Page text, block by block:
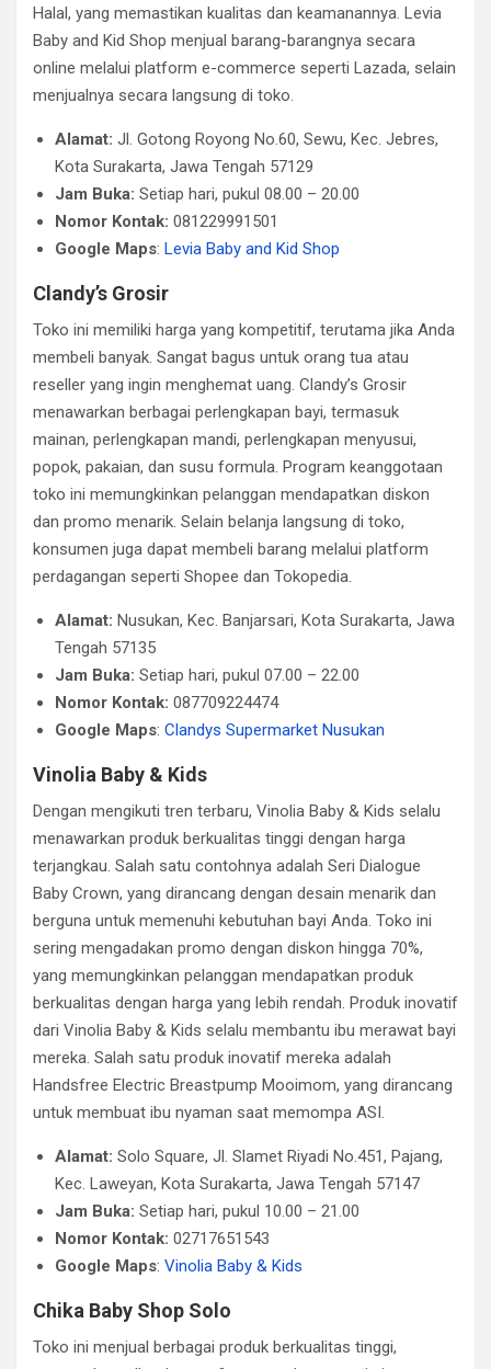
Halal, yang memastikan kualitas dan keamanannya. Levia
Baby and Kid Shop menjual barang-barangnya secara
online melalui platform e-commerce seperti Lazada, selain
menjualnya secara langsung di toko.
Alamat: Jl. Gotong Royong No.60, Sewu, Kec. Jebres,
Kota Surakarta, Jawa Tengah 57129
Jam Buka: Setiap hari, pukul 08.00 – 20.00
Nomor Kontak: 081229991501
Google Maps: Levia Baby and Kid Shop
Clandy’s Grosir
Toko ini memiliki harga yang kompetitif, terutama jika Anda
membeli banyak. Sangat bagus untuk orang tua atau
reseller yang ingin menghemat uang. Clandy’s Grosir
menawarkan berbagai perlengkapan bayi, termasuk
mainan, perlengkapan mandi, perlengkapan menyusui,
popok, pakaian, dan susu formula. Program keanggotaan
toko ini memungkinkan pelanggan mendapatkan diskon
dan promo menarik. Selain belanja langsung di toko,
konsumen juga dapat membeli barang melalui platform
perdagangan seperti Shopee dan Tokopedia.
Alamat: Nusukan, Kec. Banjarsari, Kota Surakarta, Jawa
Tengah 57135
Jam Buka: Setiap hari, pukul 07.00 – 22.00
Nomor Kontak: 087709224474
Google Maps: Clandys Supermarket Nusukan
Vinolia Baby & Kids
Dengan mengikuti tren terbaru, Vinolia Baby & Kids selalu
menawarkan produk berkualitas tinggi dengan harga
terjangkau. Salah satu contohnya adalah Seri Dialogue
Baby Crown, yang dirancang dengan desain menarik dan
berguna untuk memenuhi kebutuhan bayi Anda. Toko ini
sering mengadakan promo dengan diskon hingga 70%,
yang memungkinkan pelanggan mendapatkan produk
berkualitas dengan harga yang lebih rendah. Produk inovatif
dari Vinolia Baby & Kids selalu membantu ibu merawat bayi
mereka. Salah satu produk inovatif mereka adalah
Handsfree Electric Breastpump Mooimom, yang dirancang
untuk membuat ibu nyaman saat memompa ASI.
Alamat: Solo Square, Jl. Slamet Riyadi No.451, Pajang,
Kec. Laweyan, Kota Surakarta, Jawa Tengah 57147
Jam Buka: Setiap hari, pukul 10.00 – 21.00
Nomor Kontak: 02717651543
Google Maps: Vinolia Baby & Kids
Chika Baby Shop Solo
Toko ini menjual berbagai produk berkualitas tinggi,